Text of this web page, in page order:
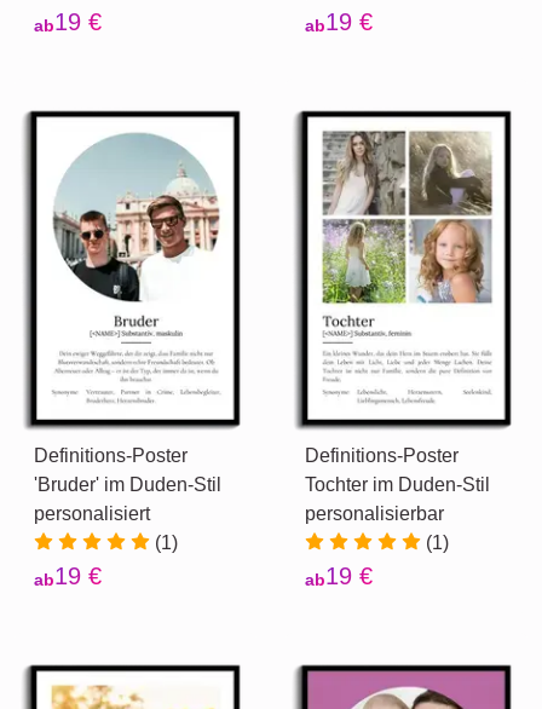
ab19 € ab19 €
Definitions-Poster
'Bruder' im Duden-Stil
personalisiert
(1)
ab19 €
Definitions-Poster
Tochter im Duden-Stil
personalisierbar
(1)
ab19 €